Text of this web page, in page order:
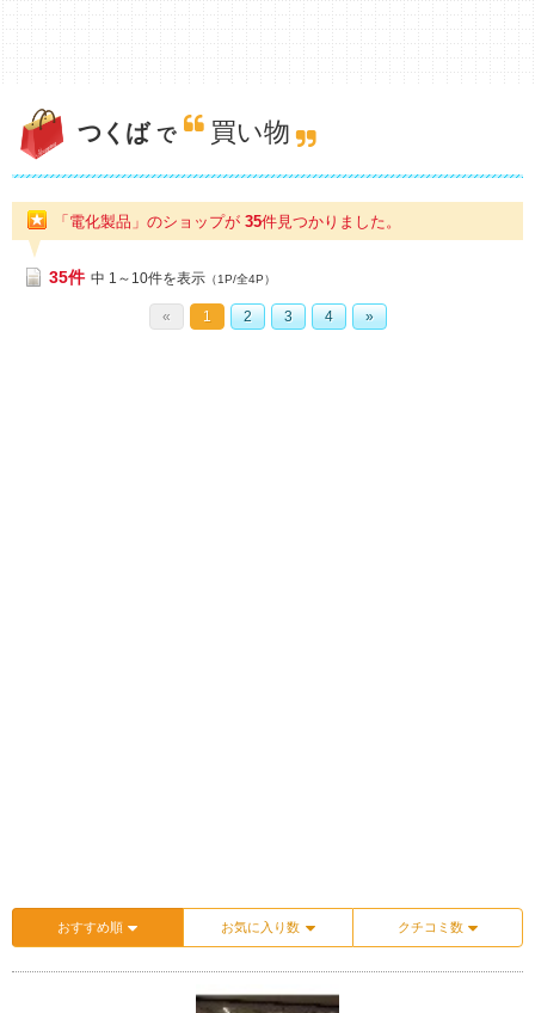
つくば で 買い物
「電化製品」のショップが 35件見つかりました。
35件 中 1～10件を表示 （1P/全4P）
« 1 2 3 4 »
おすすめ順 お気に入り数 クチコミ数